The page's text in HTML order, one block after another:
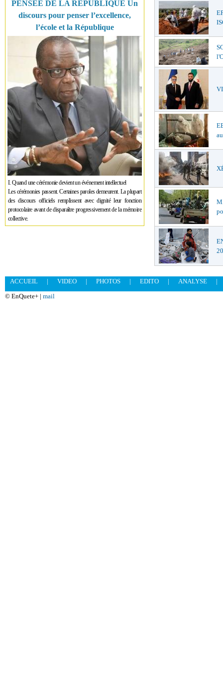
PENSÉE DE LA RÉPUBLIQUE Un
discours pour penser l’excellence,
l’école et la République
I. Quand une cérémonie devient un événement intellectuel
Les cérémonies passent. Certaines paroles demeurent. La plupart
des discours officiels remplissent avec dignité leur fonction
protocolaire avant de disparaître progressivement de la mémoire
collective.
ACCUEIL | VIDEO | PHOTOS | EDITO | ANALYSE
|
© EnQuete+ | mail